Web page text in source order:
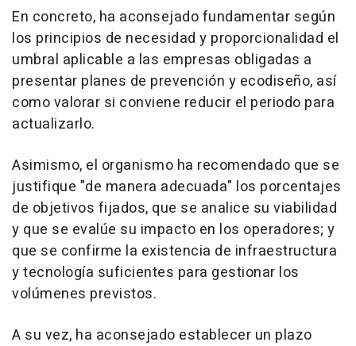
En concreto, ha aconsejado fundamentar según
los principios de necesidad y proporcionalidad el
umbral aplicable a las empresas obligadas a
presentar planes de prevención y ecodiseño, así
como valorar si conviene reducir el periodo para
actualizarlo.
Asimismo, el organismo ha recomendado que se
justifique "de manera adecuada" los porcentajes
de objetivos fijados, que se analice su viabilidad
y que se evalúe su impacto en los operadores; y
que se confirme la existencia de infraestructura
y tecnología suficientes para gestionar los
volúmenes previstos.
A su vez, ha aconsejado establecer un plazo